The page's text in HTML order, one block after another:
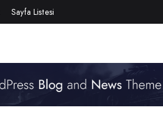
Sayfa Listesi